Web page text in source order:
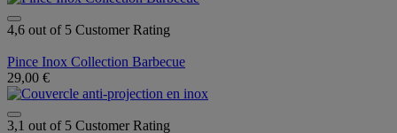
4,6 out of 5 Customer Rating
Pince Inox Collection Barbecue
29,00 €
3,1 out of 5 Customer Rating